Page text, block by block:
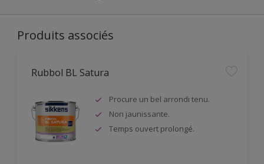
Produits associés
Rubbol BL Satura
Procure un bel arrondi tenu.
Non jaunissante.
Temps ouvert prolongé.